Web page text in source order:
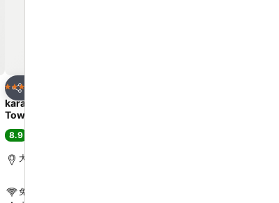
分享
4 星級
karaksa hotel grande Shin-Osaka
Tower
8.9
大阪, 距離市中心 4.4 公里
免費 Wi-Fi